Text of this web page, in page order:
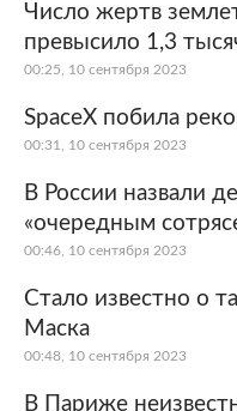
Число жертв
превысило 1,3
00:25, 10 сентября 2023
SpaceX побила
00:31, 10 сентября 2023
В России назвали
«очередным
00:46, 10 сентября 2023
Стало известно о
Маска
00:48, 10 сентября 2023
В Париже